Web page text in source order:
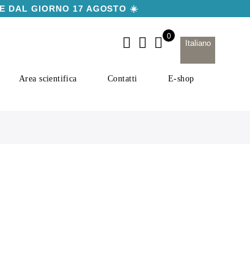
DAL GIORNO 17 AGOSTO ☀️
Italiano
Area scientifica Contatti E-shop